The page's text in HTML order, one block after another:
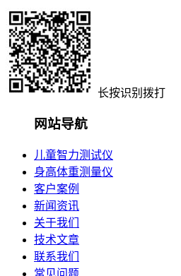
长按识别拨打
网站导航
儿童智力测试仪
身高体重测量仪
客户案例
新闻资讯
关于我们
技术文章
联系我们
常见问题